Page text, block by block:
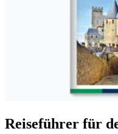
Reiseführer für